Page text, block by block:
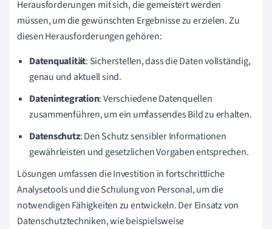
Herausforderungen mit sich, die gemeistert werden
müssen, um die gewünschten Ergebnisse zu erzielen. Zu
diesen Herausforderungen gehören:
Datenqualität: Sicherstellen, dass die Daten vollständig,
genau und aktuell sind.
Datenintegration: Verschiedene Datenquellen
zusammenführen, um ein umfassendes Bild zu erhalten.
Datenschutz: Den Schutz sensibler Informationen
gewährleisten und gesetzlichen Vorgaben entsprechen.
Lösungen umfassen die Investition in fortschrittliche
Analysetools und die Schulung von Personal, um die
notwendigen Fähigkeiten zu entwickeln. Der Einsatz von
Datenschutztechniken, wie beispielsweise